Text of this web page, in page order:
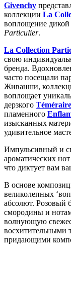
Givenchy
коллекции La
воплощение
Particulier.
La Collection
свою
бренда.
часто посещали
Живанши,
воплощает
дерзкого Téméraire
пламенного
изысканных
удивительное
Импульсивный и
ароматических нот
что диктует вам
В основе
великолепных
абсолют. Розовый
смородины и
волнующую
восхитительными
придающими